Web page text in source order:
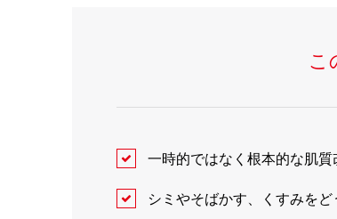
こ
一時的ではなく根本的な肌質
シミやそばかす、くすみをど